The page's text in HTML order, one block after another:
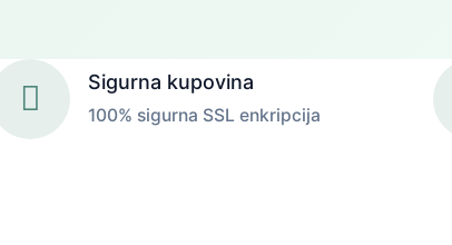
Sigurna kupovina
100% sigurna SSL enkripcija